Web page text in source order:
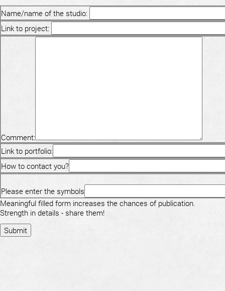
Name/name of the studio:
Link to project:
Comment:
Link to portfolio:
How to contact you?
Please enter the symbols
Meaningful filled form increases the chances of publication.
Strength in details - share them!